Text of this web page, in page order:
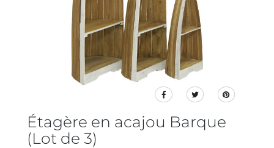
Étagère en acajou Barque
(Lot de 3)